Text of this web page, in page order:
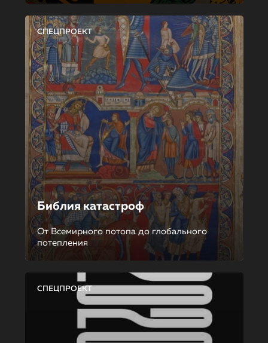
СПЕЦПРОЕКТ
Библия катастроф
От Всемирного потопа до глобального
потепления
СПЕЦПРОЕКТ